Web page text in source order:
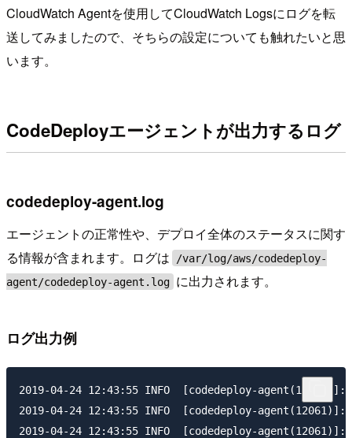
CloudWatch Agentを使用してCloudWatch Logsにログを転
送してみましたので、そちらの設定についても触れたいと思
います。
CodeDeployエージェントが出力するログ
codedeploy-agent.log
エージェントの正常性や、デプロイ全体のステータスに関す
る情報が含まれます。ログは
/var/log/aws/codedeploy-
agent/codedeploy-agent.log に出力されます。
ログ出力例
2019-04-24 12:43:55 INFO  [codedeploy-
2019-04-24 12:43:55 INFO  [codedeploy-
2019-04-24 12:43:55 INFO  [codedeploy-